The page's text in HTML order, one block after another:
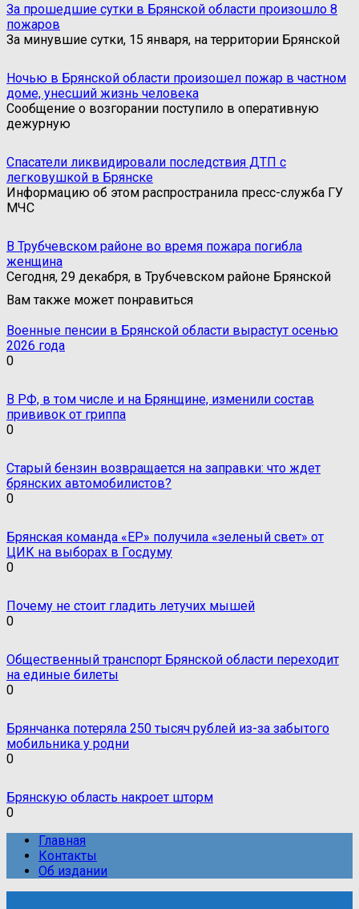
За прошедшие сутки в Брянской области произошло 8
пожаров
За минувшие сутки, 15 января, на территории Брянской
Ночью в Брянской области произошел пожар в частном
доме, унесший жизнь человека
Сообщение о возгорании поступило в оперативную
дежурную
Спасатели ликвидировали последствия ДТП с
легковушкой в Брянске
Информацию об этом распространила пресс-служба ГУ
МЧС
В Трубчевском районе во время пожара погибла
женщина
Сегодня, 29 декабря, в Трубчевском районе Брянской
Вам также может понравиться
Военные пенсии в Брянской области вырастут осенью
2026 года
0
В РФ, в том числе и на Брянщине, изменили состав
прививок от гриппа
0
Старый бензин возвращается на заправки: что ждет
брянских автомобилистов?
0
Брянская команда «ЕР» получила «зеленый свет» от
ЦИК на выборах в Госдуму
0
Почему не стоит гладить летучих мышей
0
Общественный транспорт Брянской области переходит
на единые билеты
0
Брянчанка потеряла 250 тысяч рублей из-за забытого
мобильника у родни
0
Брянскую область накроет шторм
0
Главная
Контакты
Об издании